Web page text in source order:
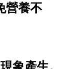
營養不